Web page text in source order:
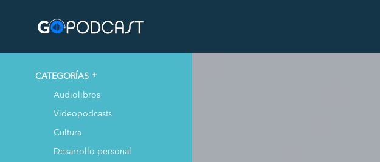
CATEGORÍAS
Audiolibros
Videopodcasts
Cultura
Desarrollo personal